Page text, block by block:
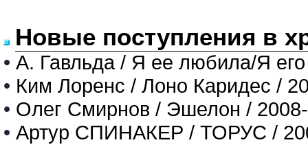
Новые поступления в
• А. Гавльда / Я ее любила/Я
• Ким Лоренс / Лоно Каридес /
• Олег Смирнов / Эшелон /
• Артур СПИНАКЕР / ТОРУС /